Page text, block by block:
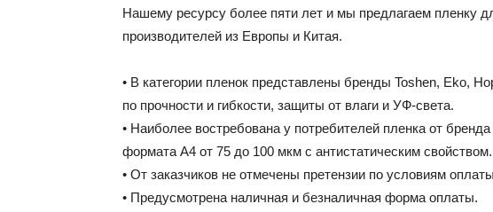
Нашему ресурсу более пяти лет и мы предлагаем пленку
производителей из Европы и Китая.
• В категории пленок представлены бренды Toshen, Eko,
по прочности и гибкости, защиты от влаги и УФ-света.
• Наиболее востребована у потребителей пленка от
формата А4 от 75 до 100 мкм с антистатическим свойством.
• От заказчиков не отмечены претензии по условиям
• Предусмотрена наличная и безналичная форма оплаты.